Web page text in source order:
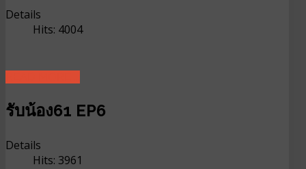
Details
Hits: 4004
รับน้อง61 EP6
Details
Hits: 3961